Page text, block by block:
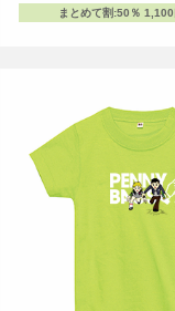
まとめて割:50％ 1,100